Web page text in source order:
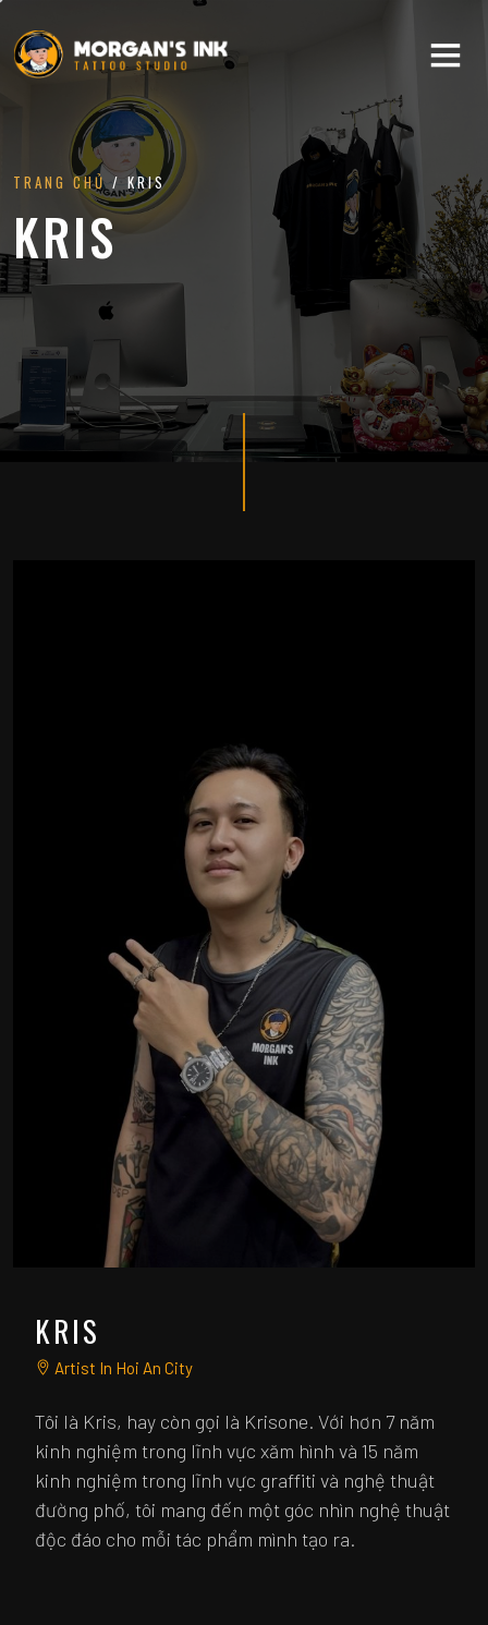
TRANG CHỦ / KRIS
KRIS
KRIS
Artist In Hoi An City
Tôi là Kris, hay còn gọi là Krisone. Với hơn 7 năm
kinh nghiệm trong lĩnh vực xăm hình và 15 năm
kinh nghiệm trong lĩnh vực graffiti và nghệ thuật
đường phố, tôi mang đến một góc nhìn nghệ thuật
độc đáo cho mỗi tác phẩm mình tạo ra.